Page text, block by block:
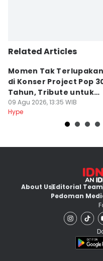
Related Articles
Momen Tak Terlupakan
di Konser Project Pop
Tahun, Tribute untuk
Oon
09 Agu 2026, 13:35 WIB
Hype
About UsEditorial Team
Pedoman